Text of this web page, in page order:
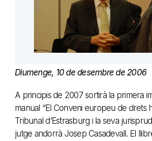
Diumenge, 10 de desembre de 2006
A principis de 2007 sortirà la primera
manual “El Conveni europeu de drets
Tribunal d’Estrasburg i la seva
jutge andorrà Josep Casadevall. El